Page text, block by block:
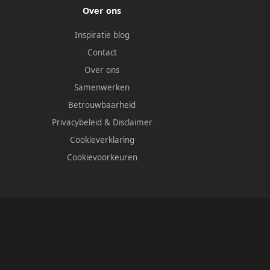
Over ons
Inspiratie blog
Contact
Over ons
Samenwerken
Betrouwbaarheid
Privacybeleid & Disclaimer
Cookieverklaring
Cookievoorkeuren